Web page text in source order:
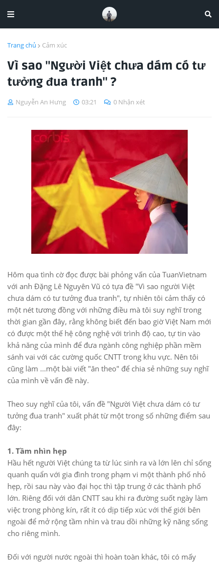
Trang chủ Cảm xúc
Vì sao "Người Việt chưa dám có tư
tưởng đua tranh" ?
Nguyễn An Hưng 03:21 0 Nhận xét
Hôm qua tình cờ đọc được bài phỏng vấn của TuanVietnam
với anh Đặng Lê Nguyên Vũ có tựa đề "Vì sao người Việt
chưa dám có tư tưởng đua tranh", tự nhiên tôi cảm thấy có
một nét tương đồng với những điều mà tôi suy nghĩ trong
thời gian gần đây, rằng không biết đến bao giờ Việt Nam mới
có được một thế hệ công nghệ với trình độ cao, tự tin vào
khả năng của mình để đưa ngành công nghiệp phần mềm
sánh vai với các cường quốc CNTT trong khu vực. Nên tôi
cũng làm ...một bài viết "ăn theo" để chia sẻ những suy nghĩ
của mình về vấn đề này.
Theo suy nghĩ của tôi, vấn đề "Người Việt chưa dám có tư
tưởng đua tranh" xuất phát từ một trong số những điểm sau
đây:
1. Tầm nhìn hẹp
Hầu hết người Việt chúng ta từ lúc sinh ra và lớn lên chỉ sống
quanh quẩn với gia đình trong phạm vi một thành phố nhỏ
hẹp, rồi sau này vào đại học thì tập trung ở các thành phố
lớn. Riêng đối với dân CNTT sau khi ra đường suốt ngày làm
việc trong phòng kín, rất ít có dịp tiếp xúc với thế giới bên
ngoài để mở rộng tầm nhìn và trau dồi những kỹ năng sống
cho riêng mình.
Đối với người nước ngoài thì hoàn toàn khác, tôi có mấy